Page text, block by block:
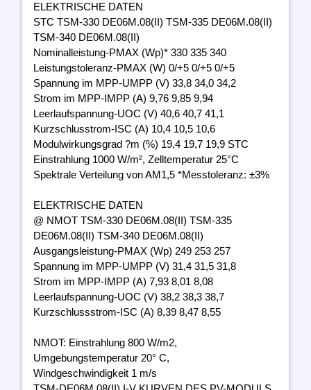
ELEKTRISCHE DATEN
STC TSM-330 DE06M.08(II) TSM-335 DE06M.08(II)
TSM-340 DE06M.08(II)
Nominalleistung-PMAX (Wp)* 330 335 340
Leistungstoleranz-PMAX (W) 0/+5 0/+5 0/+5
Spannung im MPP-UMPP (V) 33,8 34,0 34,2
Strom im MPP-IMPP (A) 9,76 9,85 9,94
Leerlaufspannung-UOC (V) 40,6 40,7 41,1
Kurzschlusstrom-ISC (A) 10,4 10,5 10,6
Modulwirkungsgrad ?m (%) 19,4 19,7 19,9 STC
Einstrahlung 1000 W/m², Zelltemperatur 25°C
Spektrale Verteilung von AM1,5 *Messtoleranz: ±3%
ELEKTRISCHE DATEN
@ NMOT TSM-330 DE06M.08(II) TSM-335
DE06M.08(II) TSM-340 DE06M.08(II)
Ausgangsleistung-PMAX (Wp) 249 253 257
Spannung im MPP-UMPP (V) 31,4 31,5 31,8
Strom im MPP-IMPP (A) 7,93 8,01 8,08
Leerlaufspannung-UOC (V) 38,2 38,3 38,7
Kurzschlussstrom-ISC (A) 8,39 8,47 8,55
NMOT: Einstrahlung 800 W/m2,
Umgebungstemperatur 20° C,
Windgeschwindigkeit 1 m/s